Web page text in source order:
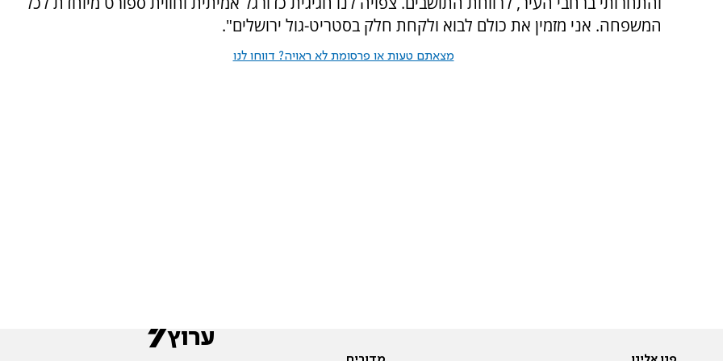
המשפחה. אני מזמין את כולם לבוא ולקחת חלק בסטריט-גול ירושלים".
מצאתם טעות או פרסומת לא ראויה? דווחו לנו